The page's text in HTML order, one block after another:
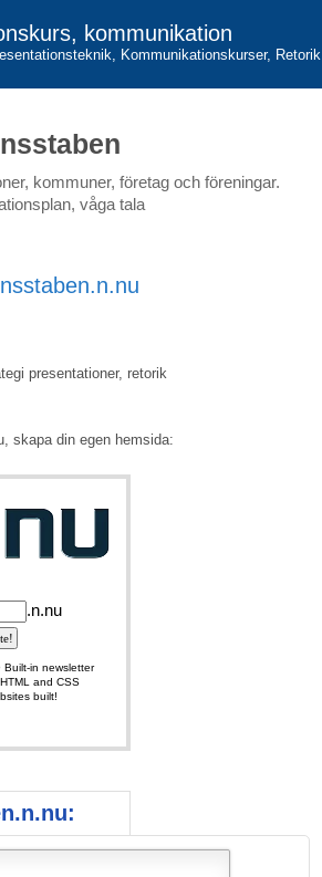
kommunikation
Kommunikationskurser, Retorik
kommuner, företag och föreningar.
våga tala
presentationer, retorik
skapa din egen hemsida: